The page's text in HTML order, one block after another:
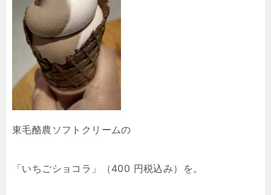
東毛酪農ソフトクリームの
「いちごショコラ」（400 円税込み）を。